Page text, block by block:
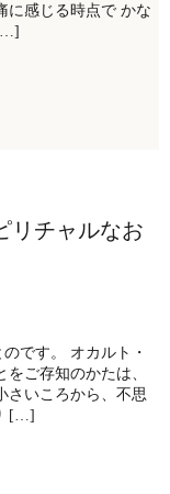
に感じる時点で かな
リチャルなお
です。 オカルト・
ご存知のかたは、
さいころから、不思
[…]